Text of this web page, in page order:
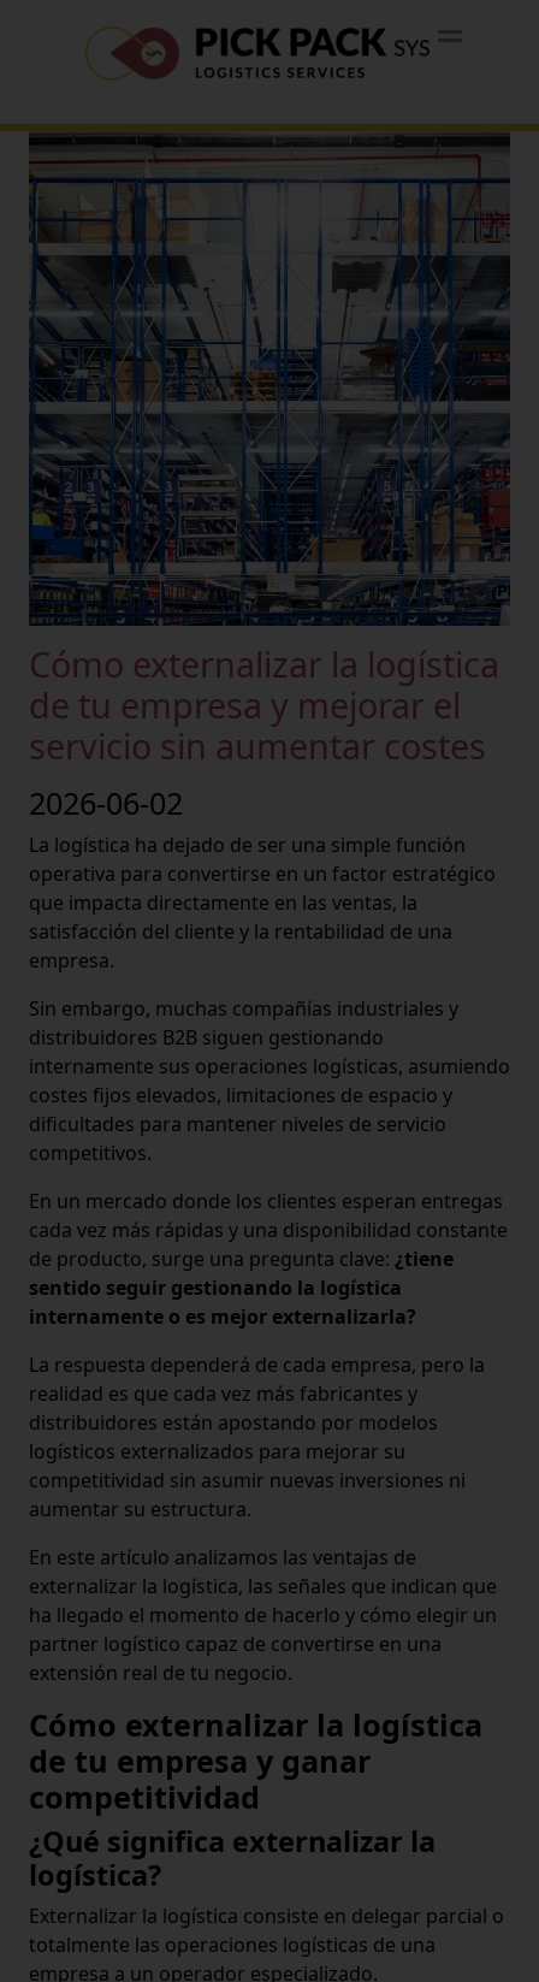
Cómo externalizar la logística
de tu empresa y mejorar el
servicio sin aumentar costes
2026-06-02
La logística ha dejado de ser una simple función
operativa para convertirse en un factor estratégico
que impacta directamente en las ventas, la
satisfacción del cliente y la rentabilidad de una
empresa.
Sin embargo, muchas compañías industriales y
distribuidores B2B siguen gestionando
internamente sus operaciones logísticas, asumiendo
costes fijos elevados, limitaciones de espacio y
dificultades para mantener niveles de servicio
competitivos.
En un mercado donde los clientes esperan entregas
cada vez más rápidas y una disponibilidad constante
de producto, surge una pregunta clave: ¿tiene
sentido seguir gestionando la logística
internamente o es mejor externalizarla?
La respuesta dependerá de cada empresa, pero la
realidad es que cada vez más fabricantes y
distribuidores están apostando por modelos
logísticos externalizados para mejorar su
competitividad sin asumir nuevas inversiones ni
aumentar su estructura.
En este artículo analizamos las ventajas de
externalizar la logística, las señales que indican que
ha llegado el momento de hacerlo y cómo elegir un
partner logístico capaz de convertirse en una
extensión real de tu negocio.
Cómo externalizar la logística
de tu empresa y ganar
competitividad
¿Qué significa externalizar la
logística?
Externalizar la logística consiste en delegar parcial o
totalmente las operaciones logísticas de una
empresa a un operador especializado.